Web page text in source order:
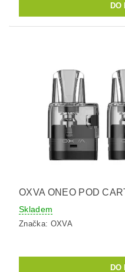
OXVA ONEO POD
Skladem
Značka: OXVA